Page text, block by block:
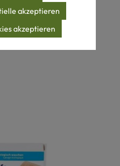
40°C
akzeptieren
akzeptieren